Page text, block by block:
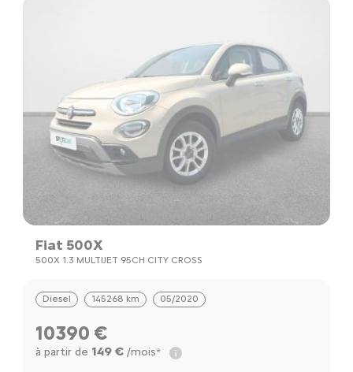
Fiat 500X
500X 1.3 MULTIJET 95CH CITY CROSS
Diesel 145268 km 05/2020
10390 €
à partir de 149 €/mois*